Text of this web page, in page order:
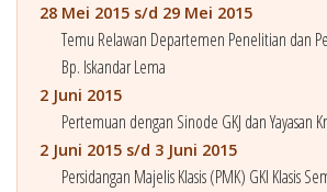
28 Mei 2015 s/d 29 Mei 2015
Temu Relawan Departemen Penelitian dan
Bp. Iskandar Lema
2 Juni 2015
Pertemuan dengan Sinode GKJ dan Yayasan
2 Juni 2015 s/d 3 Juni 2015
Persidangan Majelis Klasis (PMK) GKI Klasis